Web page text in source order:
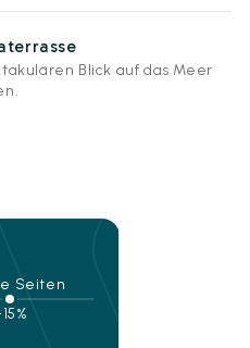
Blick auf das Meer
Seiten